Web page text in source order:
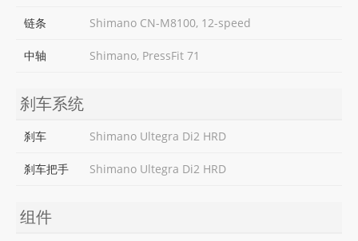
链条 Shimano CN-M8100, 12-speed
中轴 Shimano, PressFit 71
刹车系统
刹车 Shimano Ultegra Di2 HRD
刹车把手 Shimano Ultegra Di2 HRD
组件